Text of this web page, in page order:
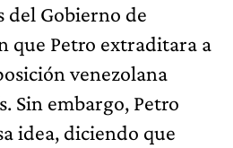
del Gobierno de
que Petro extraditara a
venezolana
Sin embargo, Petro
idea, diciendo que